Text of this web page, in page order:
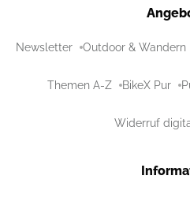
Newsletter Outdoor & Wandern
Themen A-Z BikeX Pur
Widerruf